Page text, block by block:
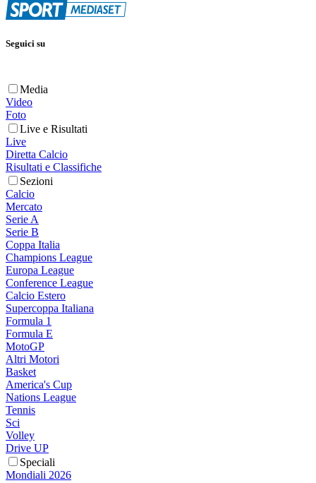
Seguici su
Media
Video
Foto
Live e Risultati
Live
Diretta Calcio
Risultati e Classifiche
Sezioni
Calcio
Mercato
Serie A
Serie B
Coppa Italia
Champions League
Europa League
Conference League
Calcio Estero
Supercoppa Italiana
Formula 1
Formula E
MotoGP
Altri Motori
Basket
America's Cup
Nations League
Tennis
Sci
Volley
Drive UP
Speciali
Mondiali 2026